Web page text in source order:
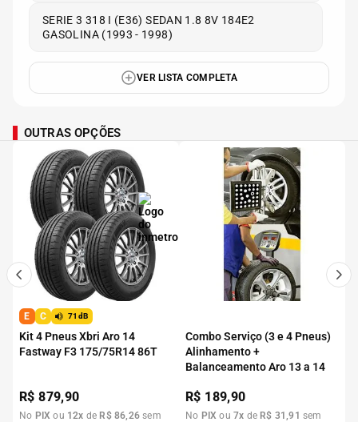
SERIE 3 318 I (E36) SEDAN 1.8 8V 184E2
GASOLINA (1993 - 1998)
VER LISTA COMPLETA
OUTRAS OPÇÕES
E C 71dB
Kit 4 Pneus Xbri Aro 14
Fastway F3 175/75R14 86T
R$879,90
No PIX ou 12x de R$ 86,26 sem
Combo Serviço (3 e 4 Pneus)
Alinhamento +
Balanceamento Aro 13 a 14
R$ 189,90
No PIX ou7x de R$ 31 ,91 sem